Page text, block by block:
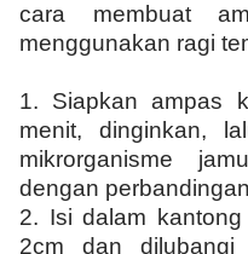
cara membuat
menggunakan ragi
1. Siapkan ampas
menit, dinginkan,
mikrorganisme
dengan
2. Isi dalam
2cm dan dilubangi